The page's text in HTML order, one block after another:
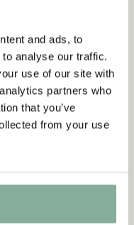
and ads, to
analyse our traffic.
use of our site with
partners who
that you’ve
from your use
auch gut
SAMMLUNG